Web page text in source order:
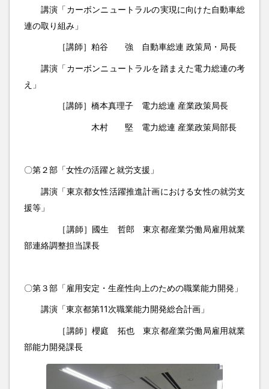
講演「カーボンニュートラルの実現に向けた自動車総
連の取り組み」
［講師］粕谷 強 自動車総連 政策局・局長
講演「カーボンニュートラルを踏まえた電力総連の考
え」
［講師］橋本真理子 電力総連 産業政策局長
木村 堅 電力総連 産業政策局部長
〇第２部「女性の活躍と就労支援」
講演「東京都女性活躍推進計画における女性の就労支
援等」
［講師］國生 哲郎 東京都産業労働局雇用就業
部連絡調整担当課長
〇第３部「雇用安定・生産性向上のための職業能力開発」
講演「東京都第11次職業能力開発総合計画」
［講師］櫻庭 拓也 東京都産業労働局雇用就業
部能力開発課長